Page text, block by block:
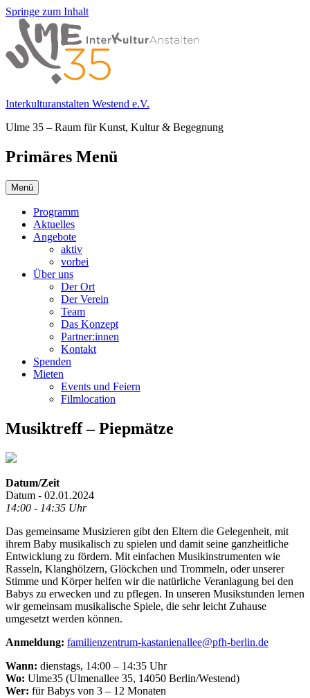
Springe zum Inhalt
Interkulturanstalten Westend e.V.
Ulme 35 – Raum für Kunst, Kultur & Begegnung
Primäres Menü
Menü
Programm
Aktuelles
Angebote
aktiv
vorbei
Über uns
Der Ort
Der Verein
Team
Das Konzept
Partner:innen
Kontakt
Spenden
Mieten
Events und Feiern
Filmlocation
Musiktreff – Piepmätze
Datum/Zeit
Datum - 02.01.2024
14:00 - 14:35 Uhr
Das gemeinsame Musizieren gibt den Eltern die Gelegenheit, mit
ihrem Baby musikalisch zu spielen und damit seine ganzheitliche
Entwicklung zu fördern. Mit einfachen Musikinstrumenten wie
Rasseln, Klanghölzern, Glöckchen und Trommeln, oder unserer
Stimme und Körper helfen wir die natürliche Veranlagung bei den
Babys zu erwecken und zu pflegen. In unseren Musikstunden lernen
wir gemeinsam musikalische Spiele, die sehr leicht Zuhause
umgesetzt werden können.
Anmeldung: familienzentrum-kastanienallee@pfh-berlin.de
Wann: dienstags, 14:00 – 14:35 Uhr
Wo: Ulme35 (Ulmenallee 35, 14050 Berlin/Westend)
Wer: für Babys von 3 – 12 Monaten